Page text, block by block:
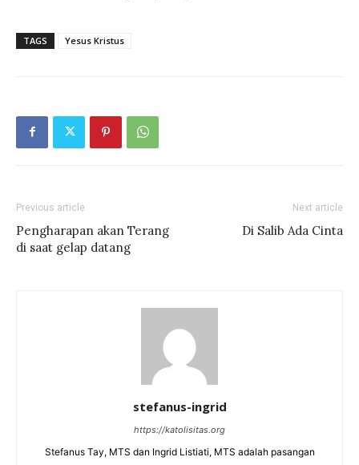
TAGS Yesus Kristus
Previous article
Pengharapan akan Terang
di saat gelap datang
Next article
Di Salib Ada Cinta
stefanus-ingrid
https://katolisitas.org
Stefanus Tay, MTS dan Ingrid Listiati, MTS adalah pasangan